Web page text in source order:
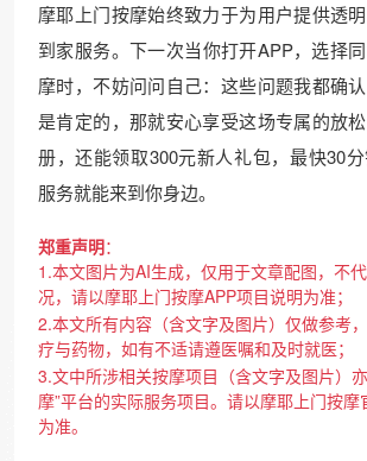
摩耶上门按摩始终致力于为用户提供透
到家服务。下一次当你打开APP，选择
摩时，不妨问问自己：这些问题我都确
是肯定的，那就安心享受这场专属的放
册，还能领取300元新人礼包，最快30
服务就能来到你身边。
郑重声明：
1.本文图片为AI生成，仅用于文章配图，不
况，请以摩耶上门按摩APP项目说明为准；
2.本文所有内容（含文字及图片）仅做参考
疗与药物，如有不适请遵医嘱和及时就医；
3.文中所涉相关按摩项目（含文字及图片）
摩”平台的实际服务项目。请以摩耶上门按
为准。